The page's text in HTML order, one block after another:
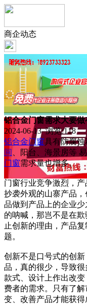
商企动态
铝合金门窗需求大要
2024-06-13 浏览:118
铝合金门窗具有防腐蚀
间、阳台、海景房等
门窗需求量也增多。
门窗行业竞争激烈，
抄袭外观的山寨产品
品做到产品上的企业
的呐喊，那岂不是在
止创新的理由，产品
题。
创新不是口号式的创
品，真的很少，导致很
款式、设计上作出改
费者的需求。只有了
变、改善产品才能获得